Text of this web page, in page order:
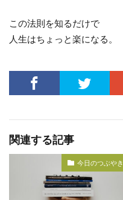
この法則を知るだけで
人生はちょっと楽になる。
関連する記事
今日のつぶやき